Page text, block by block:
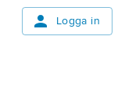
Logga in